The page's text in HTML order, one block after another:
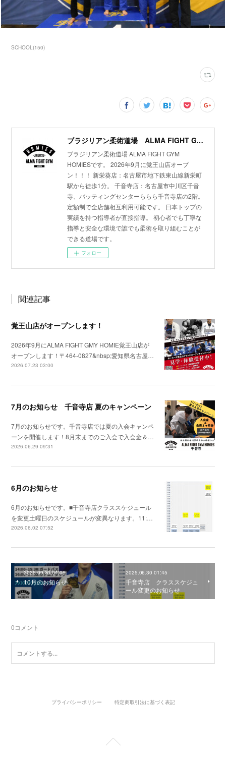
SCHOOL(150)
ブラジリアン柔術道場 ALMA FIGHT GYM HOMIES(ホーミーズ)
ブラジリアン柔術道場 ALMA FIGHT GYM
HOMIESです。 2026年9月に覚王山店オープ
ン！！！ 新栄葵店：名古屋市地下鉄東山線新栄町
駅から徒歩1分。 千音寺店：名古屋市中川区千音
寺、バッティングセンターららら千音寺店の2階。
定額制で全店舗相互利用可能です。 日本トップの
実績を持つ指導者が直接指導。 初心者でも丁寧な
指導と安全な環境で誰でも柔術を取り組むことが
できる道場です。
フォロー
関連記事
覚王山店がオープンします！
2026年9月にALMA FIGHT GMY HOMIE覚王山店が
オープンします！〒464-0827&nbsp;愛知県名古屋…
2026.07.23 03:00
7月のお知らせ 千音寺店 夏のキャンペーン
7月のお知らせです。千音寺店では夏の入会キャンペ
ーンを開催します！8月末までのご入会で入会金＆…
2026.06.29 09:31
6月のお知らせ
6月のお知らせです。■千音寺店クラススケジュール
を変更土曜日のスケジュールが変異なります。11:…
2026.06.02 07:52
2025.09.30 04:06
10月のお知らせ
2025.06.30 01:45
千音寺店 クラススケジュ
ール変更のお知らせ
0コメント
プライバシーポリシー 特定商取引法に基づく表記